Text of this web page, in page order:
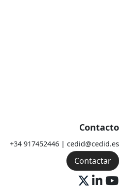
Contacto
+34 917452446 | cedid@cedid.es
Contactar